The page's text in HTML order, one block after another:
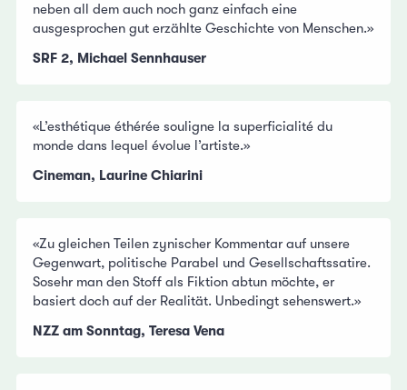
neben all dem auch noch ganz einfach eine
ausgesprochen gut erzählte Geschichte von Menschen.»
SRF 2, Michael Sennhauser
«L’esthétique éthérée souligne la superficialité du
monde dans lequel évolue l’artiste.»
Cineman, Laurine Chiarini
«Zu gleichen Teilen zynischer Kommentar auf unsere
Gegenwart, politische Parabel und Gesellschaftssatire.
Sosehr man den Stoff als Fiktion abtun möchte, er
basiert doch auf der Realität. Unbedingt sehenswert.»
NZZ am Sonntag, Teresa Vena